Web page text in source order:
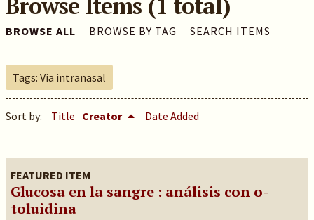
BROWSE ALL BROWSE BY TAG SEARCH ITEMS
Tags: Via intranasal
Sort by: Title Creator Date Added
FEATURED ITEM
Glucosa en la sangre : análisis con o-
toluidina